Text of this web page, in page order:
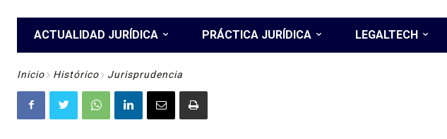
ACTUALIDAD JURÍDICA PRÁCTICA JURÍDICA LEGALTECH
Inicio Histórico Jurisprudencia